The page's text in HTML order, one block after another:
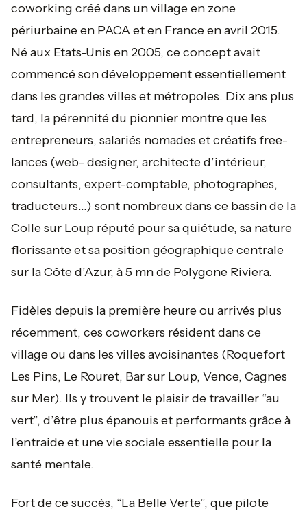
coworking créé dans un village en zone
périurbaine en PACA et en France en avril 2015.
Né aux Etats-Unis en 2005, ce concept avait
commencé son développement essentiellement
dans les grandes villes et métropoles. Dix ans plus
tard, la pérennité du pionnier montre que les
entrepreneurs, salariés nomades et créatifs free-
lances (web- designer, architecte d’intérieur,
consultants, expert-comptable, photographes,
traducteurs...) sont nombreux dans ce bassin de la
Colle sur Loup réputé pour sa quiétude, sa nature
florissante et sa position géographique centrale
sur la Côte d’Azur, à 5 mn de Polygone Riviera.
Fidèles depuis la première heure ou arrivés plus
récemment, ces coworkers résident dans ce
village ou dans les villes avoisinantes (Roquefort
Les Pins, Le Rouret, Bar sur Loup, Vence, Cagnes
sur Mer). Ils y trouvent le plaisir de travailler “au
vert”, d’être plus épanouis et performants grâce à
l’entraide et une vie sociale essentielle pour la
santé mentale.
Fort de ce succès, “La Belle Verte”, que pilote